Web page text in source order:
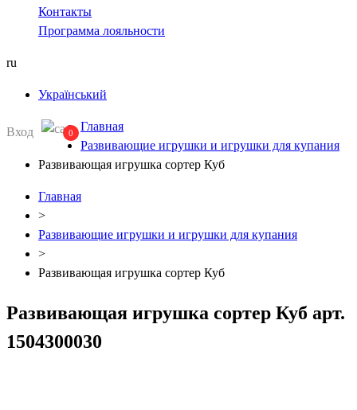
Контакты
Программа лояльности
ru
Український
Вход 0
Главная
Развивающие игрушки и игрушки для купания
Развивающая игрушка сортер Куб
Главная
>
Развивающие игрушки и игрушки для купания
>
Развивающая игрушка сортер Куб
Развивающая игрушка сортер Куб арт.
1504300030